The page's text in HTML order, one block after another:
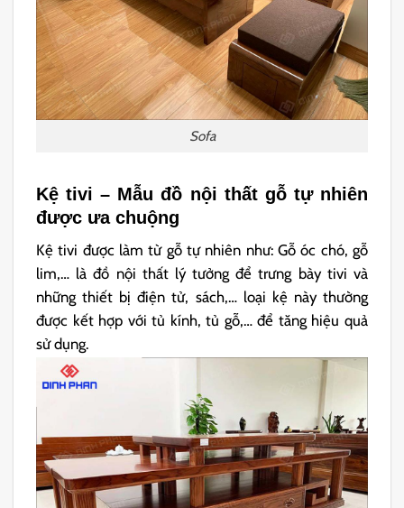
Sofa
Kệ tivi – Mẫu đồ nội thất gỗ tự nhiên
được ưa chuộng
Kệ tivi được làm từ gỗ tự nhiên như: Gỗ óc chó, gỗ
lim,… là đồ nội thất lý tưởng để trưng bày tivi và
những thiết bị điện tử, sách,… loại kệ này thường
được kết hợp với tủ kính, tủ gỗ,… để tăng hiệu quả
sử dụng.